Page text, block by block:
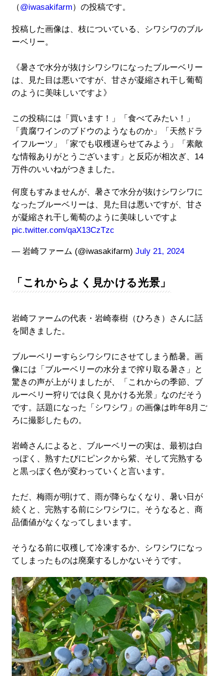
（@iwasakifarm）の投稿です。
投稿した画像は、枝についている、シワシワのブル
ーベリー。
《暑さで水分が抜けシワシワになったブルーベリー
は、見た目は悪いですが、甘さが凝縮され干し葡萄
のように美味しいですよ》
この投稿には「買います！」「食べてみたい！」
「貴腐ワインのブドウのようなものか」「天然ドラ
イフルーツ」「家でも収穫遅らせてみよう」「素敵
な情報ありがとうございます」と反応が相次ぎ、14
万件のいいねがつきました。
何度もすみませんが、暑さで水分が抜けシワシワに
なったブルーベリーは、見た目は悪いですが、甘さ
が凝縮され干し葡萄のように美味しいですよ
pic.twitter.com/qaX13CzTzc
— 岩崎ファーム (@iwasakifarm) July 21, 2024
「これからよく見かける光景」
岩崎ファームの代表・岩崎泰樹（ひろき）さんに話
を聞きました。
ブルーベリーすらシワシワにさせてしまう酷暑。画
像には「ブルーベリーの水分まで搾り取る暑さ」と
驚きの声が上がりましたが、「これからの季節、ブ
ルーベリー狩りでは良く見かける光景」なのだそう
です。話題になった「シワシワ」の画像は昨年8月ご
ろに撮影したもの。
岩崎さんによると、ブルーベリーの実は、最初は白
っぽく、熟すたびにピンクから紫、そして完熟する
と黒っぽく色が変わっていくと言います。
ただ、梅雨が明けて、雨が降らなくなり、暑い日が
続くと、完熟する前にシワシワに。そうなると、商
品価値がなくなってしまいます。
そうなる前に収穫して冷凍するか、シワシワになっ
てしまったものは廃棄するしかないそうです。